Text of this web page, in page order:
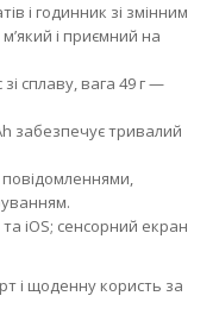
і годинник зі змінним
і приємний на
сплаву, вага 49 г —
забезпечує тривалий
повідомленнями,
iOS; сенсорний екран
і щоденну користь за